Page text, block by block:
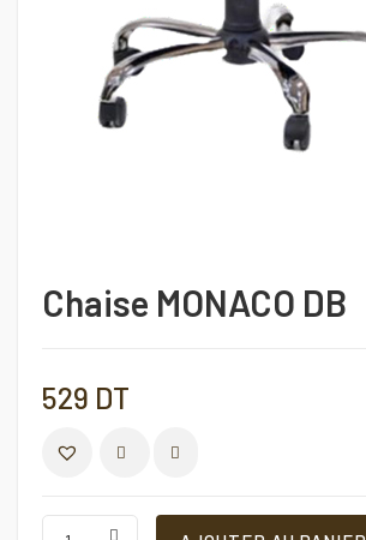
Chaise MONACO DB
529 DT
Chaise